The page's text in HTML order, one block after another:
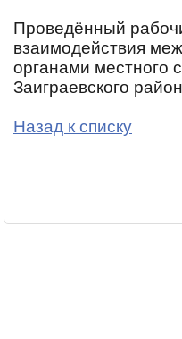
Проведённый
взаимодействия
органами местного
Заиграевского
Назад к списку